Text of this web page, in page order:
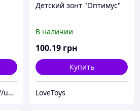
Универсал.MD(https://universal.prom.md/)
Детский зонт "Оптимус"
В наличии
100.19 грн
Купить
LoveToys